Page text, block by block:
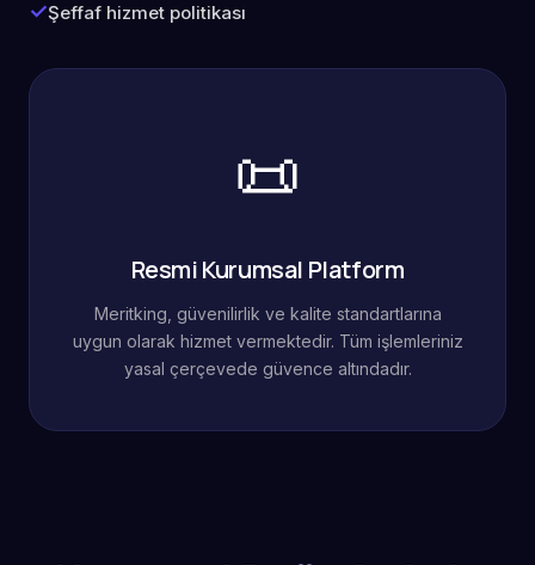
Şeffaf hizmet politikası
📜
Resmi Kurumsal Platform
Meritking, güvenilirlik ve kalite standartlarına
uygun olarak hizmet vermektedir. Tüm işlemleriniz
yasal çerçevede güvence altındadır.